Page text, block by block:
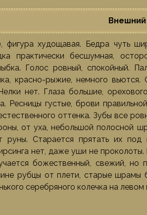
Внешний
фигура худощавая. Бедра чуть
практически бесшумная,
Голос ровный, спокойный.
красно-рыжие, немного
нет. Глаза большие,
Ресницы густые, брови
оттенка. Зубы все
от уха, небольшой полосной
руны. Старается прятать их
нет, даже уши не
божественный, свежий,
рубцы от плети, старые шрамы
серебряного колечка на левом